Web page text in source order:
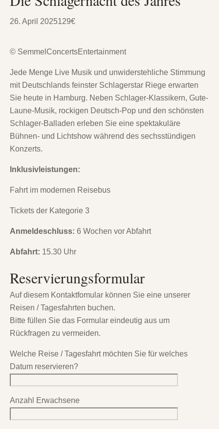
26. April 2025129€
© SemmelConcertsEntertainment
Jede Menge Live Musik und unwiderstehliche Stimmung
mit Deutschlands feinster Schlagerstar Riege erwarten
Sie heute in Hamburg. Neben Schlager-Klassikern, Gute-
Laune-Musik, rockigen Deutsch-Pop und den schönsten
Schlager-Balladen erleben Sie eine spektakuläre
Bühnen- und Lichtshow während des sechsstündigen
Konzerts.
Inklusivleistungen:
Fahrt im modernen Reisebus
Tickets der Kategorie 3
Anmeldeschluss: 6 Wochen vor Abfahrt
Abfahrt: 15.30 Uhr
Reservierungsformular
Auf diesem Kontaktfomular können Sie eine unserer
Reisen / Tagesfahrten buchen.
Bitte füllen Sie das Formular eindeutig aus um
Rückfragen zu vermeiden.
Welche Reise / Tagesfahrt möchten Sie für welches
Datum reservieren?
Anzahl Erwachsene